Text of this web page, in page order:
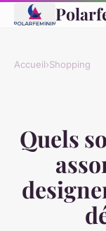
Accueil›Shopping
Quels